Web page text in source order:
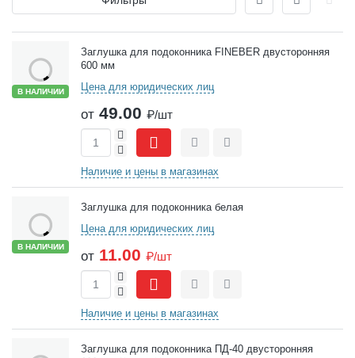
В НАЛИЧИИ
Заглушка для подоконника FINEBER двусторонняя
600 мм
Цена для юридических лиц
от 49.00 ₽/шт
-
+
СравнитьОтложить
Наличие и цены в магазинах
В НАЛИЧИИ
Заглушка для подоконника белая
Цена для юридических лиц
от 11.00 ₽/шт
-
+
СравнитьОтложить
Наличие и цены в магазинах
Заглушка для подоконника ПД-40 двусторонняя